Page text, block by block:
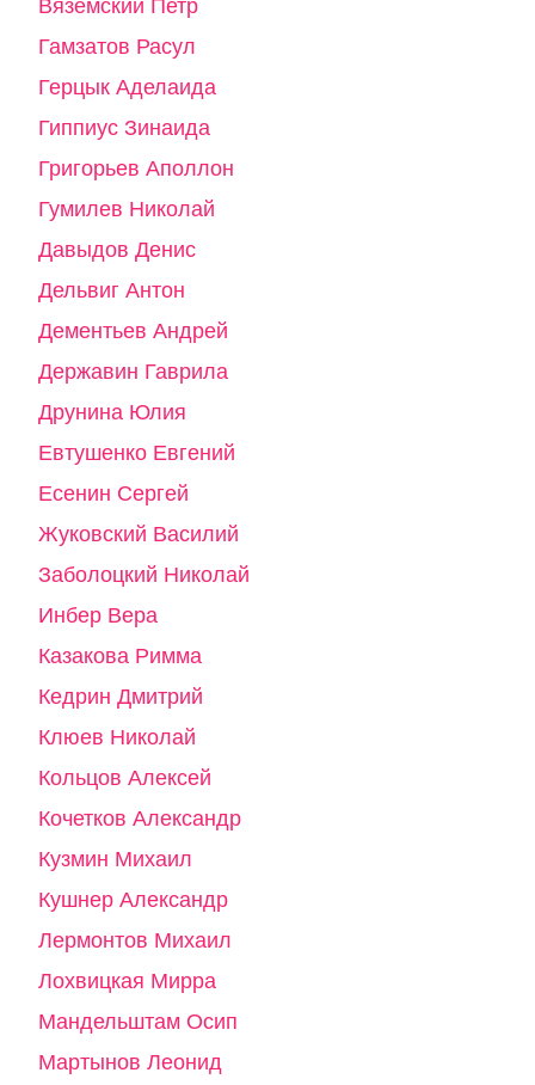
Вяземский Петр
Гамзатов Расул
Герцык Аделаида
Гиппиус Зинаида
Григорьев Аполлон
Гумилев Николай
Давыдов Денис
Дельвиг Антон
Дементьев Андрей
Державин Гаврила
Друнина Юлия
Евтушенко Евгений
Есенин Сергей
Жуковский Василий
Заболоцкий Николай
Инбер Вера
Казакова Римма
Кедрин Дмитрий
Клюев Николай
Кольцов Алексей
Кочетков Александр
Кузмин Михаил
Кушнер Александр
Лермонтов Михаил
Лохвицкая Мирра
Мандельштам Осип
Мартынов Леонид